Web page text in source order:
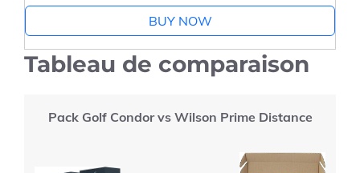
BUY NOW
Tableau de comparaison
Pack Golf Condor vs Wilson Prime Distance